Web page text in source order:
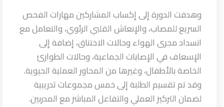
وهدفت الدورة إلى إكساب المشاركين مهارات الفحص
السريع للمصاب، والإنعاش القلبي الرئوي، والتعامل مع
انسداد مجرى الهواء وحالات الاختناق، إضافة إلى
الإسعاف في الإصابات الجماعية، وحالات الطوارئ
الخاصة بالأطفال، وغيرها من المحاور العملية الحيوية.
وقد تم تقسيم الطلبة إلى خمس مجموعات تدريبية
لضمان التركيز العملي والتفاعل المباشر مع المدربين.